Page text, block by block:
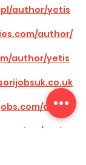
author/yetis
author/
author/yetis
autho
autho